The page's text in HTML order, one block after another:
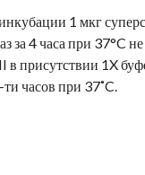
1 мкг
за 4 часа при 37°C
присутствии 1X
часов при 37˚C.